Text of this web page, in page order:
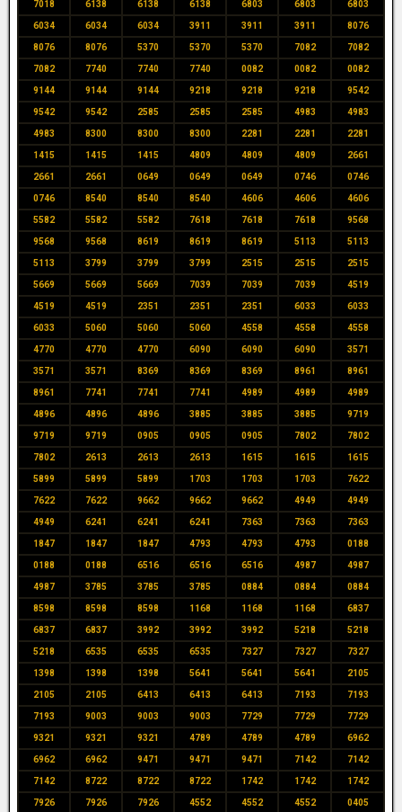
7018 6138 6138 6138 6803 6803 6803
6034 6034 6034 3911 3911 3911 8076
8076 8076 5370 5370 5370 7082 7082
7082 7740 7740 7740 0082 0082 0082
9144 9144 9144 9218 9218 9218 9542
9542 9542 2585 2585 2585 4983 4983
4983 8300 8300 8300 2281 2281 2281
1415 1415 1415 4809 4809 4809 2661
2661 2661 0649 0649 0649 0746 0746
0746 8540 8540 8540 4606 4606 4606
5582 5582 5582 7618 7618 7618 9568
9568 9568 8619 8619 8619 5113 5113
5113 3799 3799 3799 2515 2515 2515
5669 5669 5669 7039 7039 7039 4519
4519 4519 2351 2351 2351 6033 6033
6033 5060 5060 5060 4558 4558 4558
4770 4770 4770 6090 6090 6090 3571
3571 3571 8369 8369 8369 8961 8961
8961 7741 7741 7741 4989 4989 4989
4896 4896 4896 3885 3885 3885 9719
9719 9719 0905 0905 0905 7802 7802
7802 2613 2613 2613 1615 1615 1615
5899 5899 5899 1703 1703 1703 7622
7622 7622 9662 9662 9662 4949 4949
4949 6241 6241 6241 7363 7363 7363
1847 1847 1847 4793 4793 4793 0188
0188 0188 6516 6516 6516 4987 4987
4987 3785 3785 3785 0884 0884 0884
8598 8598 8598 1168 1168 1168 6837
6837 6837 3992 3992 3992 5218 5218
5218 6535 6535 6535 7327 7327 7327
1398 1398 1398 5641 5641 5641 2105
2105 2105 6413 6413 6413 7193 7193
7193 9003 9003 9003 7729 7729 7729
9321 9321 9321 4789 4789 4789 6962
6962 6962 9471 9471 9471 7142 7142
7142 8722 8722 8722 1742 1742 1742
7926 7926 7926 4552 4552 4552 0405